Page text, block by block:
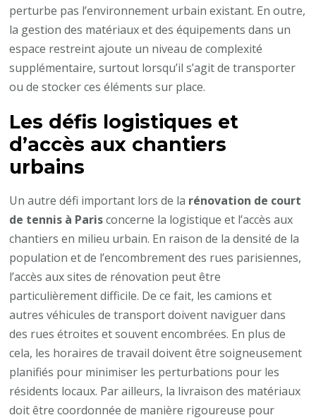
dans
les
zones
urbaines?
perturbe pas l’environnement urbain existant. En outre,
la gestion des matériaux et des équipements dans un
espace restreint ajoute un niveau de complexité
supplémentaire, surtout lorsqu’il s’agit de transporter
ou de stocker ces éléments sur place.
Les défis logistiques et
d’accès aux chantiers
urbains
Un autre défi important lors de la rénovation de court
de tennis à Parisconcerne la logistique et l’accès aux
chantiers en milieu urbain. En raison de la densité de la
population et de l’encombrement des rues parisiennes,
l’accès aux sites de rénovation peut être
particulièrement difficile. De ce fait, les camions et
autres véhicules de transport doivent naviguer dans
des rues étroites et souvent encombrées. En plus de
cela, les horaires de travail doivent être soigneusement
planifiés pour minimiser les perturbations pour les
résidents locaux. Par ailleurs, la livraison des matériaux
doit être coordonnée de manière rigoureuse pour